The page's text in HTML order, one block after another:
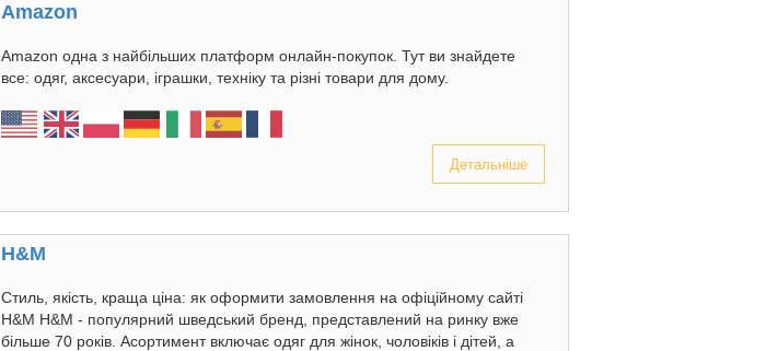
Amazon
Amazon одна з найбільших платформ онлайн-покупок. Тут ви знайдете
все: одяг, аксесуари, іграшки, техніку та різні товари для дому.
Детальніше
H&M
Стиль, якість, краща ціна: як оформити замовлення на офіційному сайті
H&M H&M - популярний шведський бренд, представлений на ринку вже
більше 70 років. Асортимент включає одяг для жінок, чоловіків і дітей, а